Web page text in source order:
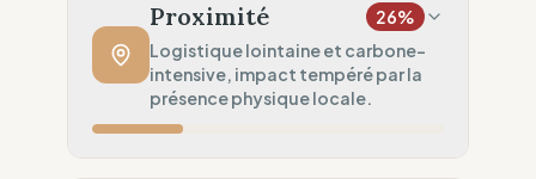
Traditionnel (Collections saisonnières)
Robustesse du Produit 60
Standard (Prêt-à-porter classique)
Services Circulaires
Proximité 26%
Logistique lointaine et carbone-
intensive, impact tempéré par la
présence physique locale.